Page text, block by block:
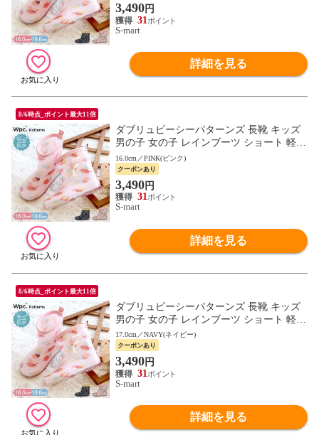
3,490円
31
S-mart
詳細を見る
8/6時点_ポイント最大11倍
ダブリュピーシーパターンズ 長靴 キッズ
男の子 女の子 レインブーツ ショート 軽い
かわいい ピンク Wpc. Patterns 5914
16.0cm／PINK(ピンク)
クーポンあり
3,490円
31
S-mart
詳細を見る
8/6時点_ポイント最大11倍
ダブリュピーシーパターンズ 長靴 キッズ
男の子 女の子 レインブーツ ショート 軽い
かわいい ピンク Wpc. Patterns 5914
17.0cm／NAVY(ネイビー)
クーポンあり
3,490円
31
S-mart
詳細を見る